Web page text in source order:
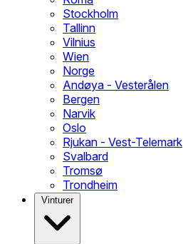
Stockholm
Tallinn
Vilnius
Wien
Norge
Andøya - Vesterålen
Bergen
Narvik
Oslo
Rjukan - Vest-Telemark
Svalbard
Tromsø
Trondheim
Vinturer